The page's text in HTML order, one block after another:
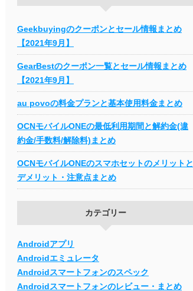
Geekbuyingのクーポンとセール情報まとめ
【2021年9月】
GearBestのクーポン一覧とセール情報まとめ
【2021年9月】
au povoの料金プランと基本使用料金まとめ
OCNモバイルONEの最低利用期間と解約金(違
約金/手数料/解除料)まとめ
OCNモバイルONEのスマホセットのメリットと
デメリット・注意点まとめ
カテゴリー
Androidアプリ
Androidエミュレータ
Androidスマートフォンのスペック
Androidスマートフォンのレビュー・まとめ